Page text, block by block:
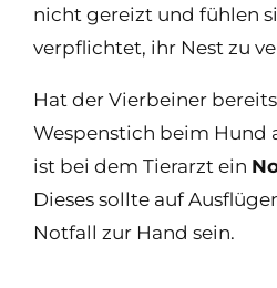
nicht gereizt und fühlen
verpflichtet, ihr Nest zu
Hat der Vierbeiner
Wespenstich beim Hund
ist bei dem Tierarzt ein
Dieses sollte auf
Notfall zur Hand sein.